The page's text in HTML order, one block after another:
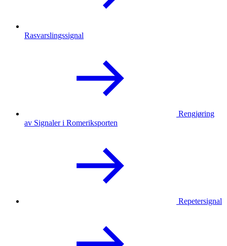
Rasvarslingssignal
Rengjøring
av Signaler i Romeriksporten
Repetersignal